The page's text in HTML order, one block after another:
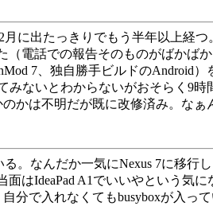
に出たっきりでもう半年以上経
電話での報告そのものがばかば
7、独自勝手ビルドのAndroid）
ないとわからないがおそらく9
かは不明だが既に改修済み。な
。なんだか一気にNexus 7に移行
はIdeaPad A1でいいやという気に
で入れなくてもbusyboxが入って